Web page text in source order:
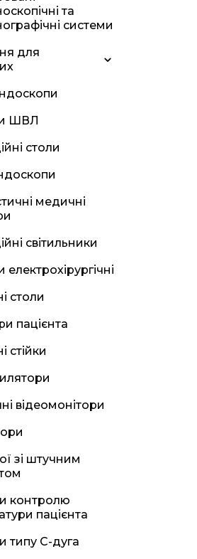
та
системи
для
ШВЛ
столи
медичні
світильники
електрохірургічні
столи
пацієнта
стійки
відеомонітори
зі штучним
контролю
пацієнта
типу С-дуга